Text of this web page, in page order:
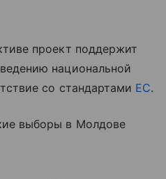
проект поддержит
национальной
со стандартами ЕС.
выборы в Молдове